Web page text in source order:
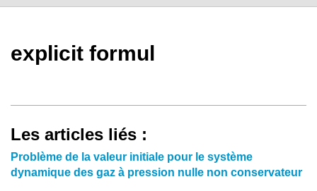
explicit formul
Les articles liés :
Problème de la valeur initiale pour le système
dynamique des gaz à pression nulle non conservateur